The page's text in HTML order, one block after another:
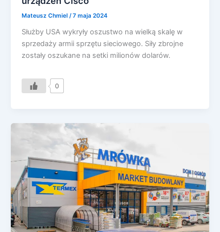
Mateusz Chmiel/7 maja 2024
Służby USA wykryły oszustwo na wielką skalę w
sprzedaży armii sprzętu sieciowego. Siły zbrojne
zostały oszukane na setki milionów dolarów.
0